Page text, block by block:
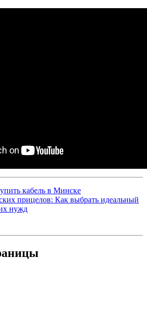
кабель в Минске
прицелов: Как выбрать идеальный
нужд